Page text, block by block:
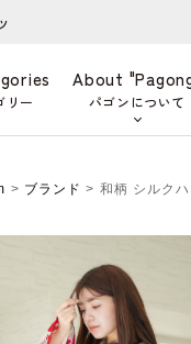
リー
About
パゴンについて
> ブランド > 和柄 シルク